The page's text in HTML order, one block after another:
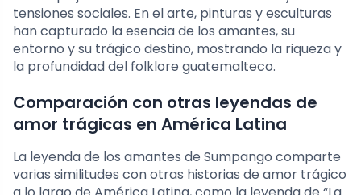
tensiones sociales. En el arte, pinturas y esculturas
han capturado la esencia de los amantes, su
entorno y su trágico destino, mostrando la riqueza y
la profundidad del folklore guatemalteco.
Comparación con otras leyendas de
amor trágicas en América Latina
La leyenda de los amantes de Sumpango comparte
varias similitudes con otras historias de amor trágico